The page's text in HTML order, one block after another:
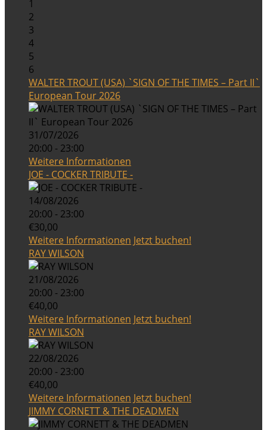
1
2
3
4
5
6
WALTER TROUT (USA) `SIGN OF THE TIMES – Part II`
European Tour 2026
31/07/2026
20:00 - 23:00
Weitere Informationen
JOE - COCKER TRIBUTE -
14/08/2026
20:00 - 23:00
€30,00
Weitere Informationen Jetzt buchen!
RAY WILSON
21/08/2026
20:00 - 23:00
€40,00
Weitere Informationen Jetzt buchen!
RAY WILSON
22/08/2026
20:00 - 23:00
€40,00
Weitere Informationen Jetzt buchen!
JIMMY CORNETT & THE DEADMEN